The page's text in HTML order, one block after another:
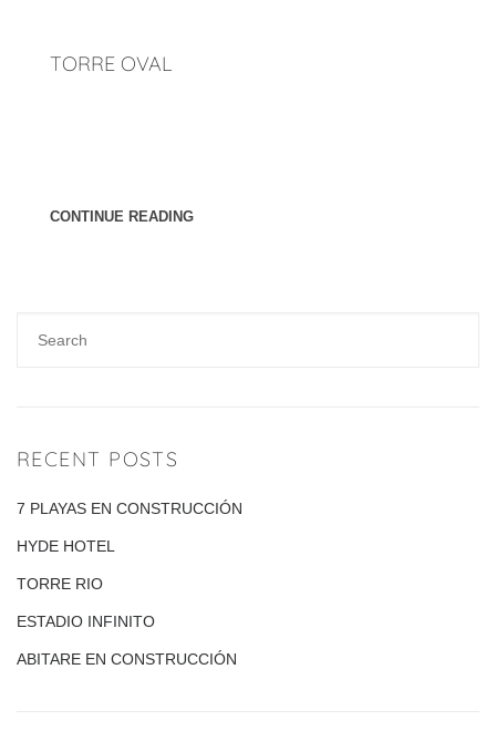
TORRE OVAL
CONTINUE READING
RECENT POSTS
7 PLAYAS EN CONSTRUCCIÓN
HYDE HOTEL
TORRE RIO
ESTADIO INFINITO
ABITARE EN CONSTRUCCIÓN